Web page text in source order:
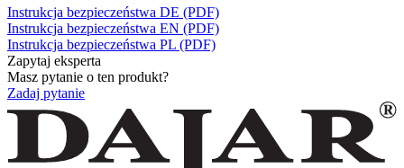
Instrukcja bezpieczeństwa DE (PDF)
Instrukcja bezpieczeństwa EN (PDF)
Instrukcja bezpieczeństwa PL (PDF)
Zapytaj eksperta
Masz pytanie o ten produkt?
Zadaj pytanie